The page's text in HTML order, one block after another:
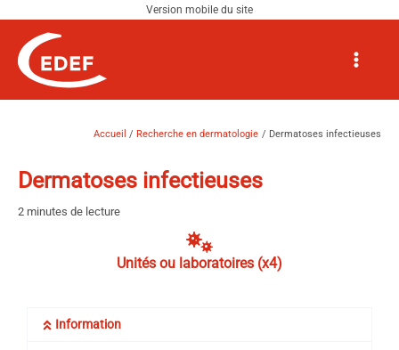
contenu
Menu
Accueil Recherche en dermatologie Dermatoses infectieuses
Dermatoses infectieuses
2 minutes de lecture
Unités ou laboratoires (x4)
Information
des
articles